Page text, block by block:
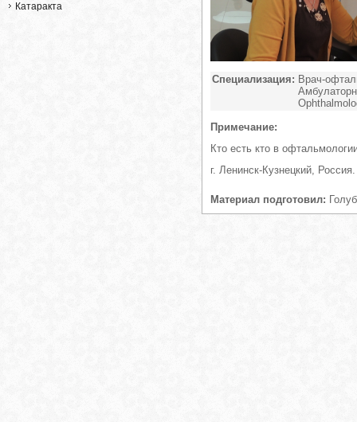
Катаракта
Специализация: Врач-
Примечание:
Кто есть кто в
г. Ленинск-Кузнецкий, Россия.
Материал подготовил: